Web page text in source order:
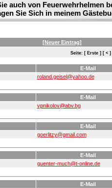
auch von Feuerwehrhelmen
Sie Sich in meinem
[Neuer Eintrag]
Seite: [ Erste ] [ < ]
E-Mail
roland.geisel@yahoo.de
E-Mail
vpnikolov@abv.bg
E-Mail
goerlitzy@gmail.com
E-Mail
guenter-much@t-online.de
E-Mail